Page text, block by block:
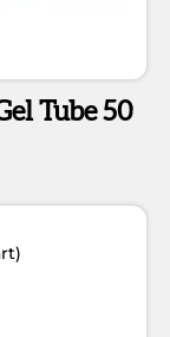
Tube 50